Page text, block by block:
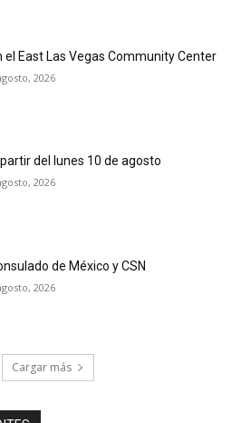
el East Las Vegas Community Center
2026
del lunes 10 de agosto
2026
de México y CSN
2026
Cargar más